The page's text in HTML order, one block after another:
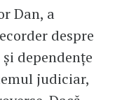
Dan, a
despre
dependențe
judiciar,